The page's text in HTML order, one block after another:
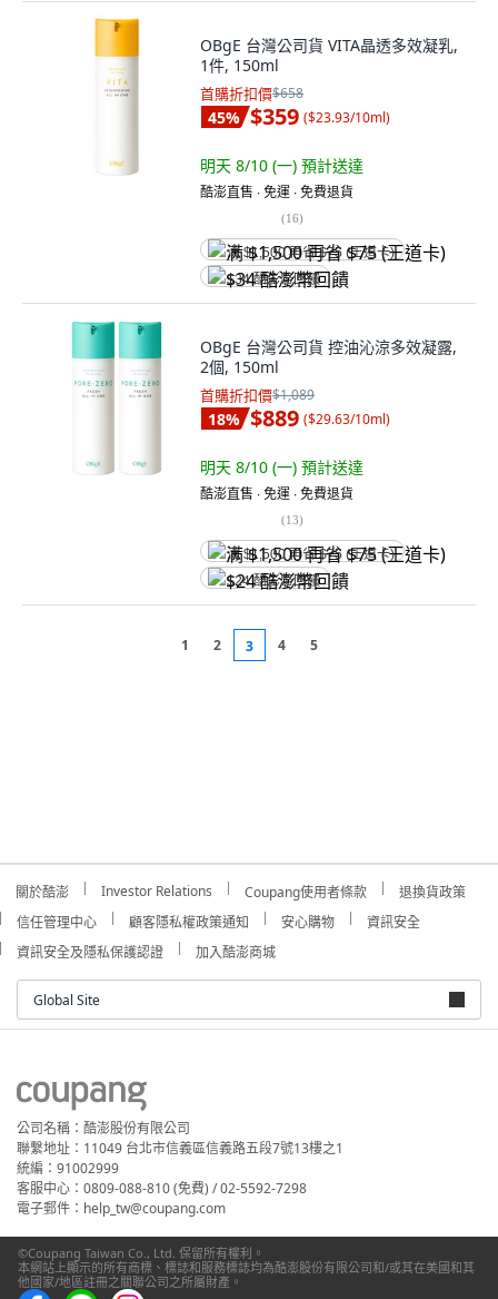
OBgE 台灣公司貨 VITA晶透多效凝乳,
1件, 150ml
首購折扣價$658
45% $359 ($23.93/10ml)
明天 8/10 (一) 預計送達
酷澎直售 ∙ 免運 ∙ 免費退貨
(16)
满 $1,500 再省 $75 (王道卡)
$34 酷澎幣回饋
OBgE 台灣公司貨 控油沁涼多效凝露,
2個, 150ml
首購折扣價$1,089
18% $889 ($29.63/10ml)
明天 8/10 (一) 預計送達
酷澎直售 ∙ 免運 ∙ 免費退貨
(13)
满 $1,500 再省 $75 (王道卡)
$24 酷澎幣回饋
1 2 3 4 5
關於酷澎 Investor Relations Coupang使用者條款
退換貨政策
信任管理中心
顧客隱私權政策通知 安心購物
資訊安全
資訊安全及隱私保護認證
加入酷澎商城
Global Site
公司名稱：酷澎股份有限公司
聯繫地址：11049 台北市信義區信義路五段7號13樓之1
統編：91002999
客服中心：0809-088-810 (免費) / 02-5592-7298
電子郵件：help_tw@coupang.com
©Coupang Taiwan Co., Ltd. 保留所有權利。
本網站上顯示的所有商標、標誌和服務標誌均為酷澎股份有限公司和/或其在美國和其
他國家/地區註冊之關聯公司之所屬財產。